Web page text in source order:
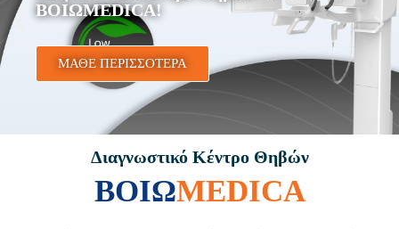
ΒΟΙΩMEDICA!
ΜΑΘΕ ΠΕΡΙΣΣΟΤΕΡΑ
Διαγνωστικό Κέντρο Θηβών
ΒΟΙΩMEDICA